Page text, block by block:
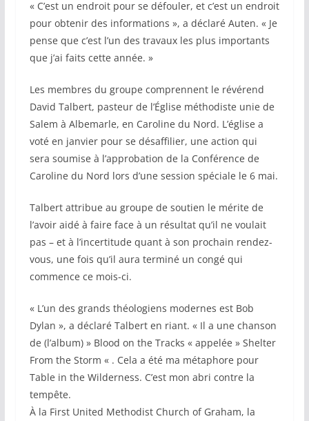
« C’est un endroit pour se défouler, et c’est un endroit
pour obtenir des informations », a déclaré Auten. « Je
pense que c’est l’un des travaux les plus importants
que j’ai faits cette année. »
Les membres du groupe comprennent le révérend
David Talbert, pasteur de l’Église méthodiste unie de
Salem à Albemarle, en Caroline du Nord. L’église a
voté en janvier pour se désaffilier, une action qui
sera soumise à l’approbation de la Conférence de
Caroline du Nord lors d’une session spéciale le 6 mai.
Talbert attribue au groupe de soutien le mérite de
l’avoir aidé à faire face à un résultat qu’il ne voulait
pas – et à l’incertitude quant à son prochain rendez-
vous, une fois qu’il aura terminé un congé qui
commence ce mois-ci.
« L’un des grands théologiens modernes est Bob
Dylan », a déclaré Talbert en riant. « Il a une chanson
de (l’album) » Blood on the Tracks « appelée » Shelter
From the Storm « . Cela a été ma métaphore pour
Table in the Wilderness. C’est mon abri contre la
tempête.
À la First United Methodist Church of Graham, la